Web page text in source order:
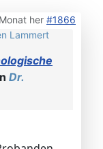
her #1866
Lammert
Dr.